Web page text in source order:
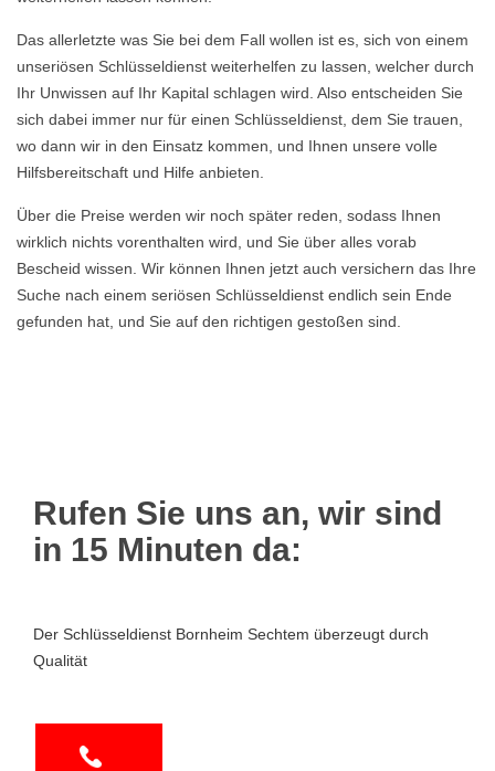
Das allerletzte was Sie bei dem Fall wollen ist es, sich von einem
unseriösen Schlüsseldienst weiterhelfen zu lassen, welcher durch
Ihr Unwissen auf Ihr Kapital schlagen wird. Also entscheiden Sie
sich dabei immer nur für einen Schlüsseldienst, dem Sie trauen,
wo dann wir in den Einsatz kommen, und Ihnen unsere volle
Hilfsbereitschaft und Hilfe anbieten.
Über die Preise werden wir noch später reden, sodass Ihnen
wirklich nichts vorenthalten wird, und Sie über alles vorab
Bescheid wissen. Wir können Ihnen jetzt auch versichern das Ihre
Suche nach einem seriösen Schlüsseldienst endlich sein Ende
gefunden hat, und Sie auf den richtigen gestoßen sind.
Rufen Sie uns an, wir sind
in 15 Minuten da:
Der Schlüsseldienst Bornheim Sechtem überzeugt durch
Qualität